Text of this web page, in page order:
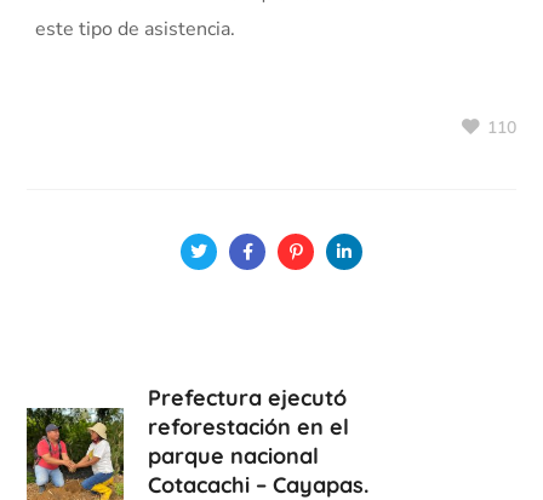
este tipo de asistencia.
110
Prefectura ejecutó
reforestación en el
parque nacional
Cotacachi – Cayapas.